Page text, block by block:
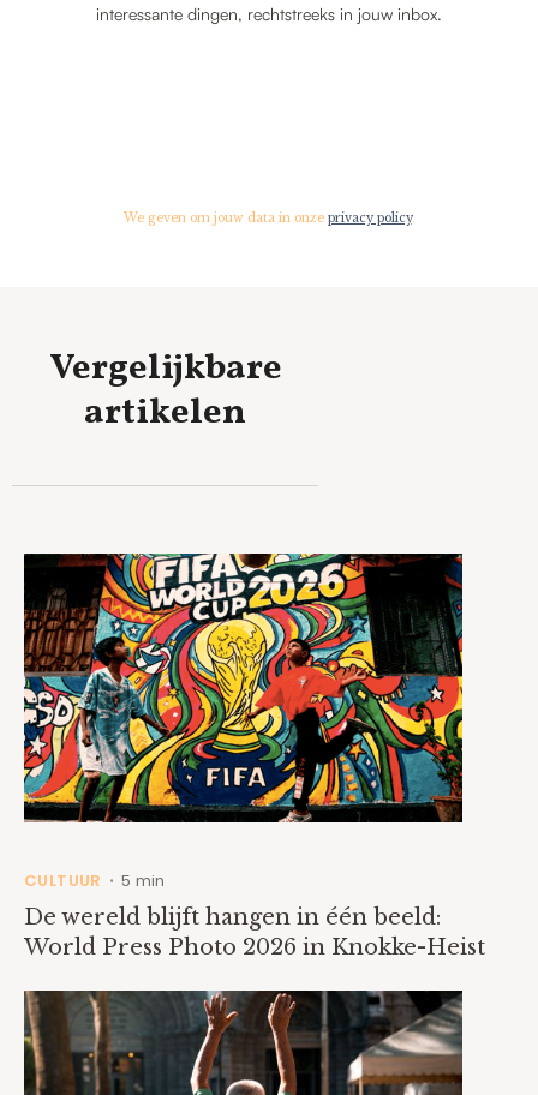
interessante dingen, rechtstreeks in jouw inbox.
We geven om jouw data in onze privacy policy.
Vergelijkbare
artikelen
CULTUUR • 5 min
De wereld blijft hangen in één beeld:
World Press Photo 2026 in Knokke-Heist